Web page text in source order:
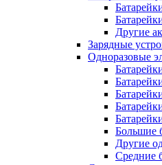
Другие
Зарядные
Одноразовые
Большие
Другие
Средние